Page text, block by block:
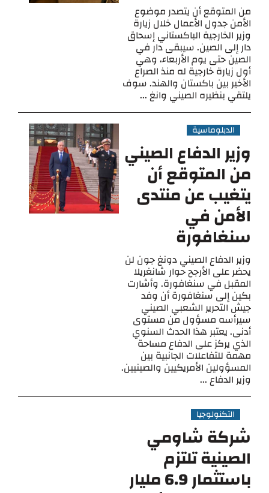
من المتوقع أن يتصدر موضوع
الأمن جدول الأعمال خلال زيارة
وزير الخارجية الباكستاني إسحاق
دار إلى الصين. سيبقى دار في
الصين حتى يوم الأربعاء، وهي
أول زيارة خارجية له منذ الصراع
الأخير بين باكستان والهند. سوف
يلتقي بنظيره الصيني وانغ ...
الدبلوماسية
وزير الدفاع الصيني
من المتوقع أن
يتغيب عن منتدى
الأمن في
سنغافورة
وزير الدفاع الصيني دونغ جون لن
يحضر على الأرجح حوار شانغريلا
المقبل في سنغافورة. وأشارت
بكين إلى سنغافورة أن وفد
جيش التحرير الشعبي الصيني
سيرأسه مسؤول من مستوى
أدنى. يعتبر هذا الحدث السنوي
الذي يركز على الدفاع مساحة
مهمة للتفاعلات الجانبية بين
المسؤولين الأمريكيين والصينيين.
وزير الدفاع ...
التكنولوجيا
شركة شاومي
الصينية تلتزم
باستثمار 6.9 مليار